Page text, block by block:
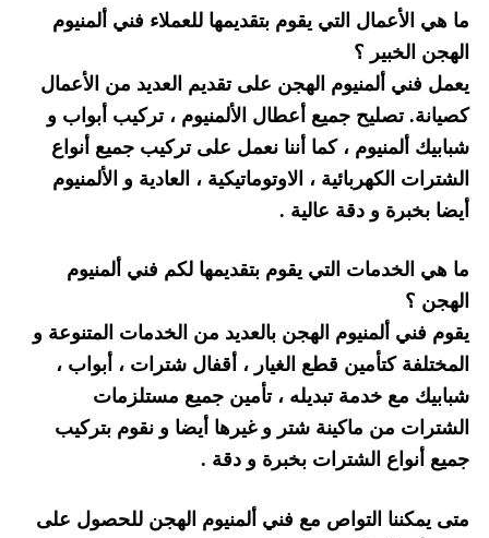
ما هي الأعمال التي يقوم بتقديمها للعملاء فني ألمنيوم
الهجن الخبير ؟
يعمل فني ألمنيوم الهجن على تقديم العديد من الأعمال
كصيانة. تصليح جميع أعطال الألمنيوم ، تركيب أبواب و
شبابيك ألمنيوم ، كما أننا نعمل على تركيب جميع أنواع
الشترات الكهربائية ، الاوتوماتيكية ، العادية و الألمنيوم
أيضا بخبرة و دقة عالية .
ما هي الخدمات التي يقوم بتقديمها لكم فني ألمنيوم
الهجن ؟
يقوم فني ألمنيوم الهجن بالعديد من الخدمات المتنوعة و
المختلفة كتأمين قطع الغيار ، أقفال شترات ، أبواب ،
شبابيك مع خدمة تبديله ، تأمين جميع مستلزمات
الشترات من ماكينة شتر و غيرها أيضا و نقوم بتركيب
جميع أنواع الشترات بخبرة و دقة .
متى يمكننا التواص مع فني ألمنيوم الهجن للحصول على